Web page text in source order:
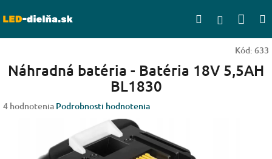
na
Hľadať
Kód: 633
Náhradná batéria - Batéria 18V 5,5AH
BL1830
Priemerné
4 hodnotenia Podrobnosti hodnotenia